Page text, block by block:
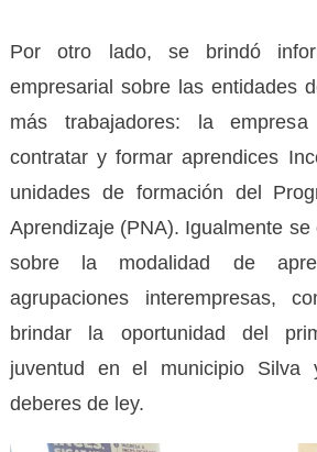
Por otro lado, se brindó
empresarial sobre las entidades
más trabajadores: la
contratar y formar aprendices
unidades de formación del
Aprendizaje (PNA). Igualmente se
sobre la modalidad de
agrupaciones interempresas,
brindar la oportunidad del
juventud en el municipio Silva
deberes de ley.